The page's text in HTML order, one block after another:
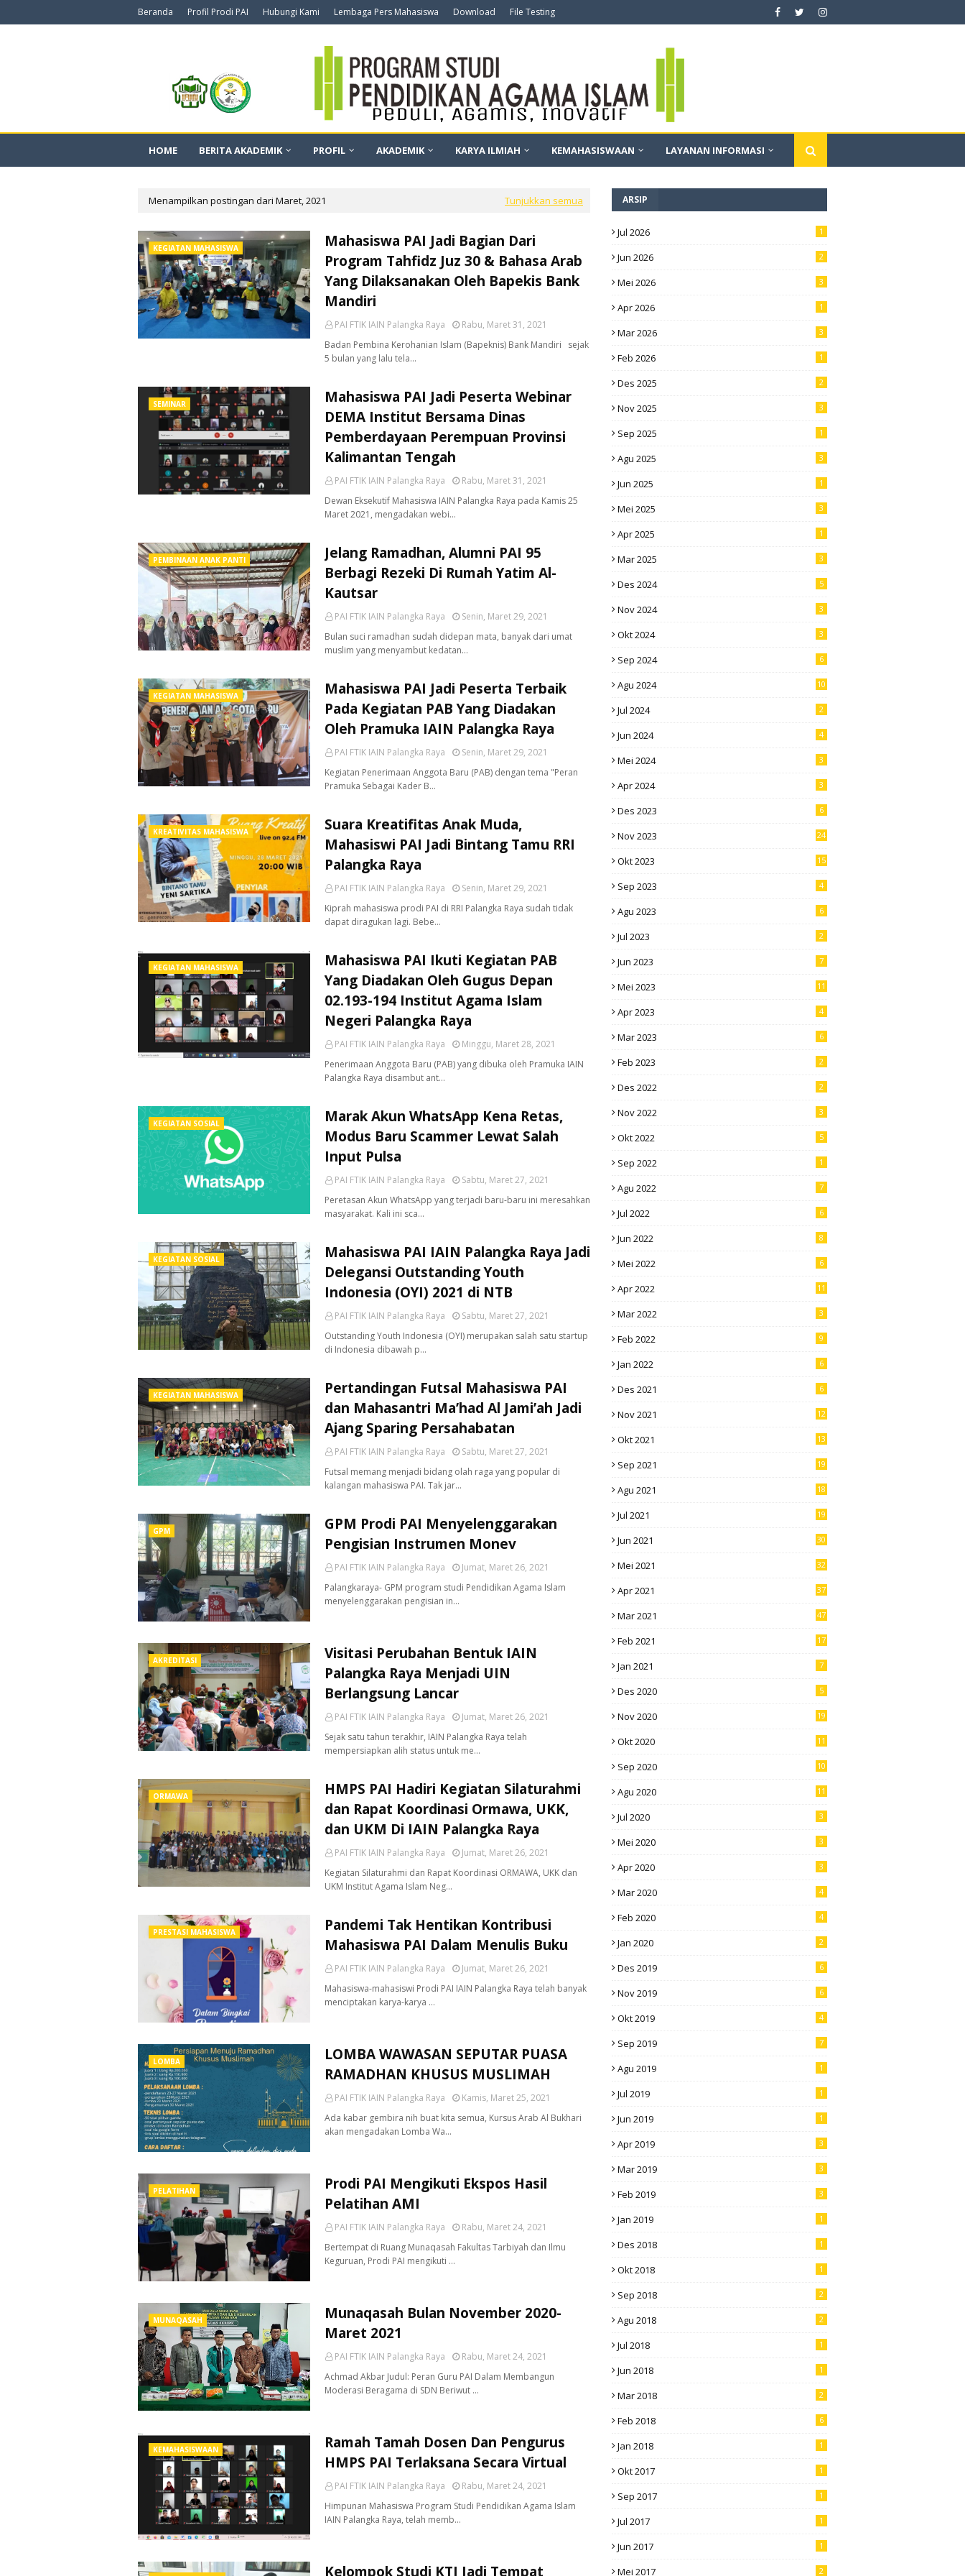
Beranda Profil Prodi PAI Hubungi Kami Lembaga Pers Mahasiswa Download File Testing
HOME BERITA AKADEMIK PROFIL AKADEMIK KARYA ILMIAH KEMAHASISWAAN LAYANAN INFORMASI
Menampilkan postingan dari Maret, 2021 Tunjukkan semua
KEGIATAN MAHASISWA
Mahasiswa PAI Jadi Bagian Dari
Program Tahfidz Juz 30 & Bahasa Arab
Yang Dilaksanakan Oleh Bapekis Bank
Mandiri
PAI FTIK IAIN Palangka Raya
Rabu, Maret 31, 2021
Badan Pembina Kerohanian Islam (Bapeknis) Bank Mandiri sejak
5 bulan yang lalu tela…
SEMINAR
Mahasiswa PAI Jadi Peserta Webinar
DEMA Institut Bersama Dinas
Pemberdayaan Perempuan Provinsi
Kalimantan Tengah
PAI FTIK IAIN Palangka Raya
Rabu, Maret 31, 2021
Dewan Eksekutif Mahasiswa IAIN Palangka Raya pada Kamis 25
Maret 2021, mengadakan webi…
PEMBINAAN ANAK PANTI
Jelang Ramadhan, Alumni PAI 95
Berbagi Rezeki Di Rumah Yatim Al-
Kautsar
PAI FTIK IAIN Palangka Raya
Senin, Maret 29, 2021
Bulan suci ramadhan sudah didepan mata, banyak dari umat
muslim yang menyambut kedatan…
KEGIATAN MAHASISWA
Mahasiswa PAI Jadi Peserta Terbaik
Pada Kegiatan PAB Yang Diadakan
Oleh Pramuka IAIN Palangka Raya
PAI FTIK IAIN Palangka Raya
Senin, Maret 29, 2021
Kegiatan Penerimaan Anggota Baru (PAB) dengan tema "Peran
Pramuka Sebagai Kader B…
KREATIVITAS MAHASISWA
Suara Kreatifitas Anak Muda,
Mahasiswi PAI Jadi Bintang Tamu RRI
Palangka Raya
PAI FTIK IAIN Palangka Raya
Senin, Maret 29, 2021
Kiprah mahasiswa prodi PAI di RRI Palangka Raya sudah tidak
dapat diragukan lagi. Bebe…
KEGIATAN MAHASISWA
Mahasiswa PAI Ikuti Kegiatan PAB
Yang Diadakan Oleh Gugus Depan
02.193-194 Institut Agama Islam
Negeri Palangka Raya
PAI FTIK IAIN Palangka Raya
Minggu, Maret 28, 2021
Penerimaan Anggota Baru (PAB) yang dibuka oleh Pramuka IAIN
Palangka Raya disambut ant…
KEGIATAN SOSIAL
Marak Akun WhatsApp Kena Retas,
Modus Baru Scammer Lewat Salah
Input Pulsa
PAI FTIK IAIN Palangka Raya
Sabtu, Maret 27, 2021
Peretasan Akun WhatsApp yang terjadi baru-baru ini meresahkan
masyarakat. Kali ini sca…
KEGIATAN SOSIAL
Mahasiswa PAI IAIN Palangka Raya Jadi
Delegansi Outstanding Youth
Indonesia (OYI) 2021 di NTB
PAI FTIK IAIN Palangka Raya
Sabtu, Maret 27, 2021
Outstanding Youth Indonesia (OYI) merupakan salah satu startup
di Indonesia dibawah p…
KEGIATAN MAHASISWA
Pertandingan Futsal Mahasiswa PAI
dan Mahasantri Ma’had Al Jami’ah Jadi
Ajang Sparing Persahabatan
PAI FTIK IAIN Palangka Raya
Sabtu, Maret 27, 2021
Futsal memang menjadi bidang olah raga yang popular di
kalangan mahasiswa PAI. Tak jar…
GPM
GPM Prodi PAI Menyelenggarakan
Pengisian Instrumen Monev
PAI FTIK IAIN Palangka Raya
Jumat, Maret 26, 2021
Palangkaraya- GPM program studi Pendidikan Agama Islam
menyelenggarakan pengisian in…
AKREDITASI
Visitasi Perubahan Bentuk IAIN
Palangka Raya Menjadi UIN
Berlangsung Lancar
PAI FTIK IAIN Palangka Raya
Jumat, Maret 26, 2021
Sejak satu tahun terakhir, IAIN Palangka Raya telah
mempersiapkan alih status untuk me…
ORMAWA
HMPS PAI Hadiri Kegiatan Silaturahmi
dan Rapat Koordinasi Ormawa, UKK,
dan UKM Di IAIN Palangka Raya
PAI FTIK IAIN Palangka Raya
Jumat, Maret 26, 2021
Kegiatan Silaturahmi dan Rapat Koordinasi ORMAWA, UKK dan
UKM Institut Agama Islam Neg…
PRESTASI MAHASISWA
Pandemi Tak Hentikan Kontribusi
Mahasiswa PAI Dalam Menulis Buku
PAI FTIK IAIN Palangka Raya
Jumat, Maret 26, 2021
Mahasiswa-mahasiswi Prodi PAI IAIN Palangka Raya telah banyak
menciptakan karya-karya …
LOMBA
LOMBA WAWASAN SEPUTAR PUASA
RAMADHAN KHUSUS MUSLIMAH
PAI FTIK IAIN Palangka Raya
Kamis, Maret 25, 2021
Ada kabar gembira nih buat kita semua, Kursus Arab Al Bukhari
akan mengadakan Lomba Wa…
PELATIHAN
Prodi PAI Mengikuti Ekspos Hasil
Pelatihan AMI
PAI FTIK IAIN Palangka Raya
Rabu, Maret 24, 2021
Bertempat di Ruang Munaqasah Fakultas Tarbiyah dan Ilmu
Keguruan, Prodi PAI mengikuti …
MUNAQASAH
Munaqasah Bulan November 2020-
Maret 2021
PAI FTIK IAIN Palangka Raya
Rabu, Maret 24, 2021
Achmad Akbar Judul: Peran Guru PAI Dalam Membangun
Moderasi Beragama di SDN Beriwut …
KEMAHASISWAAN
Ramah Tamah Dosen Dan Pengurus
HMPS PAI Terlaksana Secara Virtual
PAI FTIK IAIN Palangka Raya
Rabu, Maret 24, 2021
Himpunan Mahasiswa Program Studi Pendidikan Agama Islam
IAIN Palangka Raya, telah memb…
Kelompok Studi KTI Jadi Tempat
ARSIP
Jul 2026 1
Jun 2026 2
Mei 2026 3
Apr 2026 1
Mar 2026 3
Feb 2026 1
Des 2025 2
Nov 2025 3
Sep 2025 1
Agu 2025 3
Jun 2025 1
Mei 2025 3
Apr 2025 1
Mar 2025 3
Des 2024 5
Nov 2024 3
Okt 2024 3
Sep 2024 6
Agu 2024 10
Jul 2024 2
Jun 2024 4
Mei 2024 3
Apr 2024 3
Des 2023 6
Nov 2023 24
Okt 2023 15
Sep 2023 4
Agu 2023 6
Jul 2023 2
Jun 2023 7
Mei 2023 11
Apr 2023 4
Mar 2023 6
Feb 2023 2
Des 2022 2
Nov 2022 3
Okt 2022 5
Sep 2022 1
Agu 2022 7
Jul 2022 6
Jun 2022 8
Mei 2022 6
Apr 2022 11
Mar 2022 3
Feb 2022 9
Jan 2022 6
Des 2021 6
Nov 2021 12
Okt 2021 13
Sep 2021 19
Agu 2021 18
Jul 2021 19
Jun 2021 30
Mei 2021 32
Apr 2021 37
Mar 2021 47
Feb 2021 17
Jan 2021 7
Des 2020 5
Nov 2020 19
Okt 2020 11
Sep 2020 10
Agu 2020 11
Jul 2020 3
Mei 2020 3
Apr 2020 3
Mar 2020 4
Feb 2020 4
Jan 2020 2
Des 2019 6
Nov 2019 6
Okt 2019 4
Sep 2019 7
Agu 2019 1
Jul 2019 1
Jun 2019 1
Apr 2019 3
Mar 2019 3
Feb 2019 3
Jan 2019 1
Des 2018 1
Okt 2018 1
Sep 2018 2
Agu 2018 2
Jul 2018 1
Jun 2018 1
Mar 2018 2
Feb 2018 6
Jan 2018 1
Okt 2017 1
Sep 2017 1
Jul 2017 1
Jun 2017 1
Mei 2017 2